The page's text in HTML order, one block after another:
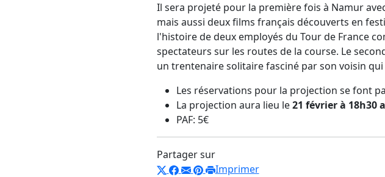
Il sera projeté pour la première fois à Namur
mais aussi deux films français découverts en
l'histoire de deux employés du Tour de France
spectateurs sur les routes de la course. Le
un trentenaire solitaire fasciné par son voisin
Les réservations pour la projection se font
La projection aura lieu le21 février à 18h30
PAF: 5€
Partager sur
Imprimer